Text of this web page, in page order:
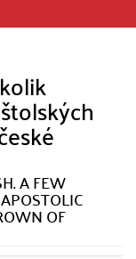
A FEW
OF